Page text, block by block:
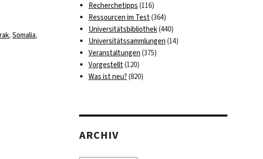
,Somalia,
Recherchetipps (116)
Ressourcen im Test(364)
Universitätsbibliothek(440)
Universitätssammlungen (14)
Veranstaltungen (375)
Vorgestellt(120)
Was ist neu? (820)
ARCHIV